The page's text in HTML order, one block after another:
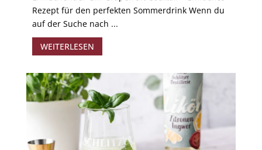
Rezept für den perfekten Sommerdrink Wenn du
auf der Suche nach ...
WEITERLESEN